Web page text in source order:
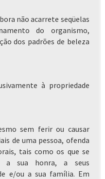
não acarrete seqüelas
do organismo,
dos padrões de beleza
à propriedade
sem ferir ou causar
de uma pessoa, ofenda
tais como os que se
a sua honra, a seus
e/ou a sua família. Em